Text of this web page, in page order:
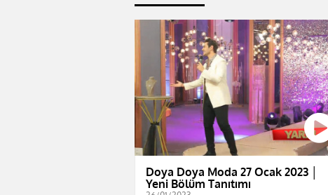
Doya Doya Moda 27 Ocak 2023 │
Yeni Bölüm Tanıtımı